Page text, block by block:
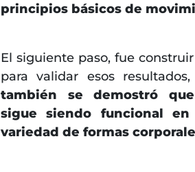
principios básicos de
El siguiente paso, fue
para validar esos
también se demostró
sigue siendo funcional
variedad de formas